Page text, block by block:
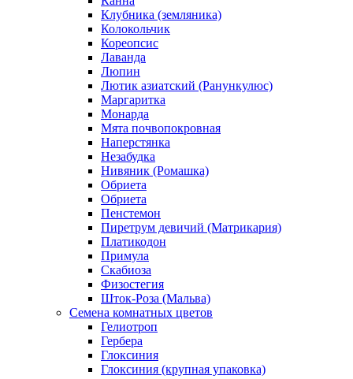
Клубника (земляника)
Колокольчик
Кореопсис
Лаванда
Люпин
Лютик азиатский (Ранункулюс)
Маргаритка
Монарда
Мята почвопокровная
Наперстянка
Незабудка
Нивяник (Ромашка)
Обриета
Обриета
Пенстемон
Пиретрум девичий (Матрикария)
Платикодон
Примула
Скабиоза
Физостегия
Шток-Роза (Мальва)
Семена комнатных цветов
Гелиотроп
Гербера
Глоксиния
Глоксиния (крупная упаковка)